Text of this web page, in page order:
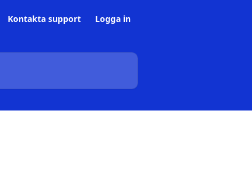
Kontakta support Logga in